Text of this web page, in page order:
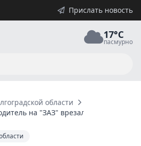
Прислать новость
17°C
пасмурно
области
на "ЗАЗ" врезался в газовую